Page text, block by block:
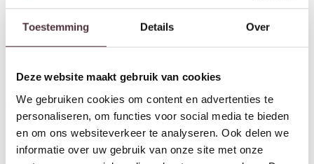
Toestemming Details Over
Deze website maakt gebruik van cookies
We gebruiken cookies om content en advertenties te
personaliseren, om functies voor social media te bieden
en om ons websiteverkeer te analyseren. Ook delen we
informatie over uw gebruik van onze site met onze
SHOWMODEL Eetkamerstoel
145,00Oorspronkelijke prijs was: €145,00.
€34,95Huidige prijs is: €34,95.
SHOWMODEL Eetkamerstoel
€130,00 Oorspronkelijke prijs
€49,95Huidige prijs is:
Aanbieding! Aanbieding!